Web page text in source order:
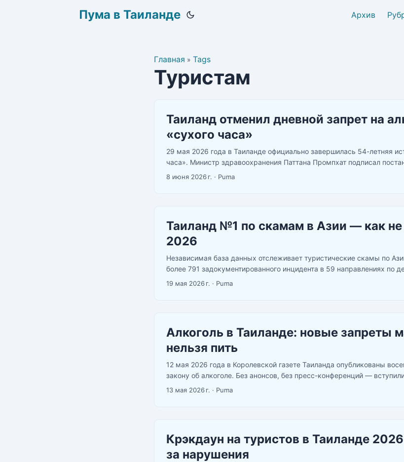
Пума в Таиланде Архив
Главная » Tags
Туристам
Таиланд отменил дневной запрет на
«сухого часа»
29 мая 2026 года в Таиланде официально завершилась 54-летняя
часа». Министр здравоохранения Паттана Промпхат подписал
Gazette опубликовала документ 28-го, а с 29 мая бары, рестораны и
8 июня 2026 г. · Puma
Таиланд №1 по скамам в Азии — как не
2026
Независимая база данных отслеживает туристические скамы по
более 791 задокументированного инцидента в 59 направлениях по
занял первое место: свыше 174 случаев в 13 городах. Вьетнам —
19 мая 2026 г. · Puma
Алкоголь в Таиланде: новые запреты
нельзя пить
12 мая 2026 года в Королевской газете Таиланда опубликованы
закону об алкоголе. Без анонсов, без пресс-конференций —
Главная новость: алкоголь таиланд запрещено теперь в целом ряде
13 мая 2026 г. · Puma
Крэкдаун на туристов в Таиланде
за нарушения